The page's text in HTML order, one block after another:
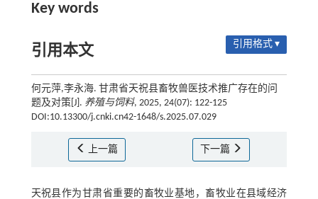
Key words
引用本文 引用格式 ▾
何元萍,李永海. 甘肃省天祝县畜牧兽医技术推广存在的问
题及对策[J]. 养殖与饲料, 2025, 24(07): 122-125
DOI:10.13300/j.cnki.cn42-1648/s.2025.07.029
上一篇 下一篇
天祝县作为甘肃省重要的畜牧业基地，畜牧业在县域经济